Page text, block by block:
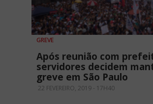
GREVE
Após reunião com
servidores decidem
greve em São Paulo
22 FEVEREIRO, 2019 - 17H40